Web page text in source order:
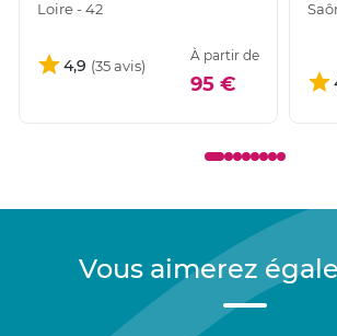
Loire - 42
4,9
À partir de
95 €
Vous aimerez